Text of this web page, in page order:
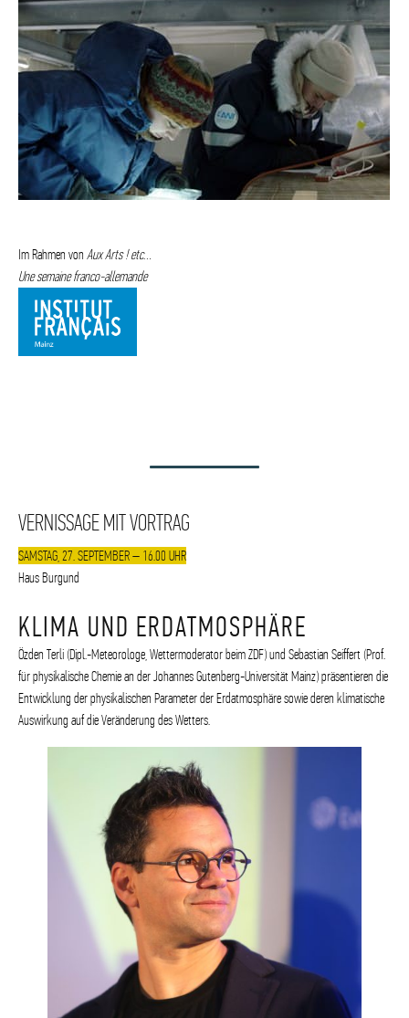
Im Rahmen von Aux Arts ! etc…
Une semaine franco-allemande
VERNISSAGE MIT VORTRAG
SAMSTAG, 27. SEPTEMBER – 16.00 UHR
Haus Burgund
KLIMA UND ERDATMOSPHÄRE
Özden Terli (Dipl.-Meteorologe, Wettermoderator beim ZDF) und Sebastian Seiffert (Prof.
für physikalische Chemie an der Johannes Gutenberg-Universität Mainz) präsentieren die
Entwicklung der physikalischen Parameter der Erdatmosphäre sowie deren klimatische
Auswirkung auf die Veränderung des Wetters.